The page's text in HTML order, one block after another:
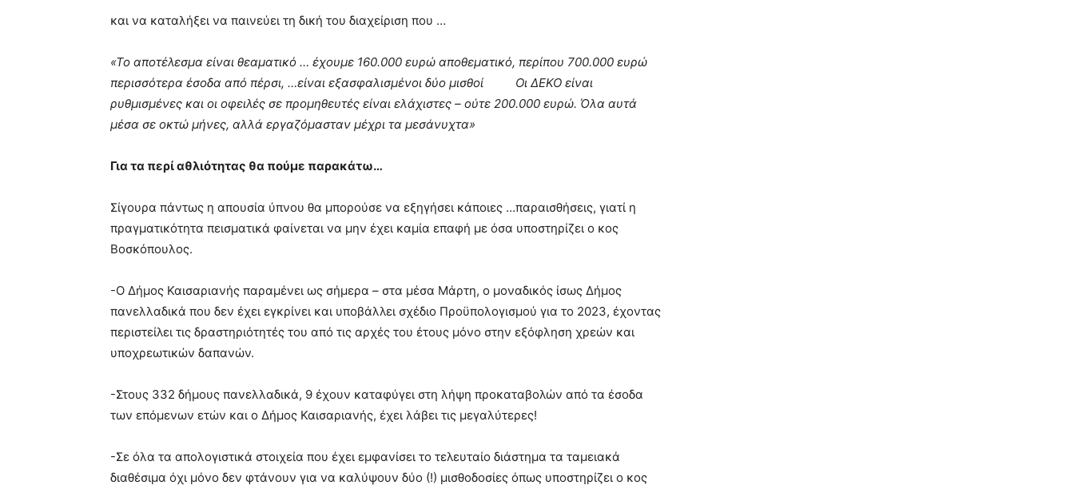
και να καταλήξει να παινεύει τη δική του διαχείριση που …
«Το αποτέλεσμα είναι θεαματικό … έχουμε 160.000 ευρώ αποθεματικό, περίπου 700.000 ευρώ
περισσότερα έσοδα από πέρσι, …είναι εξασφαλισμένοι δύο μισθοί Οι ΔΕΚΟ είναι
ρυθμισμένες και οι οφειλές σε προμηθευτές είναι ελάχιστες – ούτε 200.000 ευρώ. Όλα αυτά
μέσα σε οκτώ μήνες, αλλά εργαζόμασταν μέχρι τα μεσάνυχτα»
Για τα περί αθλιότητας θα πούμε παρακάτω…
Σίγουρα πάντως η απουσία ύπνου θα μπορούσε να εξηγήσει κάποιες …παραισθήσεις, γιατί η
πραγματικότητα πεισματικά φαίνεται να μην έχει καμία επαφή με όσα υποστηρίζει ο κος
Βοσκόπουλος.
-Ο Δήμος Καισαριανής παραμένει ως σήμερα – στα μέσα Μάρτη, ο μοναδικός ίσως Δήμος
πανελλαδικά που δεν έχει εγκρίνει και υποβάλλει σχέδιο Προϋπολογισμού για το 2023, έχοντας
περιστείλει τις δραστηριότητές του από τις αρχές του έτους μόνο στην εξόφληση χρεών και
υποχρεωτικών δαπανών.
-Στους 332 δήμους πανελλαδικά, 9 έχουν καταφύγει στη λήψη προκαταβολών από τα έσοδα
των επόμενων ετών και ο Δήμος Καισαριανής, έχει λάβει τις μεγαλύτερες!
-Σε όλα τα απολογιστικά στοιχεία που έχει εμφανίσει το τελευταίο διάστημα τα ταμειακά
διαθέσιμα όχι μόνο δεν φτάνουν για να καλύψουν δύο (!) μισθοδοσίες όπως υποστηρίζει ο κος